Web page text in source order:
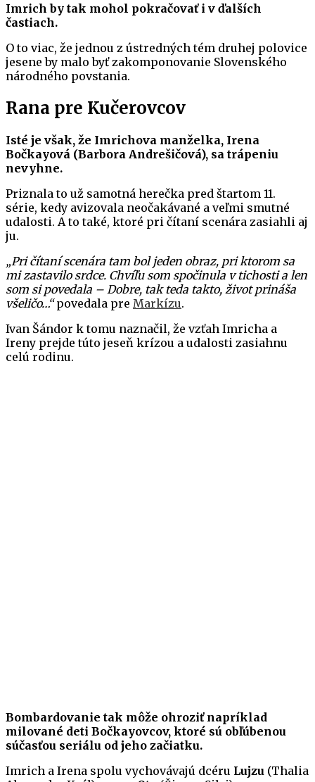
Imrich by tak mohol pokračovať i v ďalších
častiach.
O to viac, že jednou z ústredných tém druhej polovice
jesene by malo byť zakomponovanie Slovenského
národného povstania.
Rana pre Kučerovcov
Isté je však, že Imrichova manželka, Irena
Bočkayová (Barbora Andrešičová), sa trápeniu
nevyhne.
Priznala to už samotná herečka pred štartom 11.
série, kedy avizovala neočakávané a veľmi smutné
udalosti. A to také, ktoré pri čítaní scenára zasiahli aj
ju.
„Pri čítaní scenára tam bol jeden obraz, pri ktorom sa
mi zastavilo srdce. Chvíľu som spočinula v tichosti a len
som si povedala – Dobre, tak teda takto, život prináša
všeličo…“povedala pre Markízu.
Ivan Šándor k tomu naznačil, že vzťah Imricha a
Ireny prejde túto jeseň krízou a udalosti zasiahnu
celú rodinu.
Bombardovanie tak môže ohroziť napríklad
milované deti Bočkayovcov, ktoré sú obľúbenou
súčasťou seriálu od jeho začiatku.
Imrich a Irena spolu vychovávajú dcéru Lujzu (Thalia